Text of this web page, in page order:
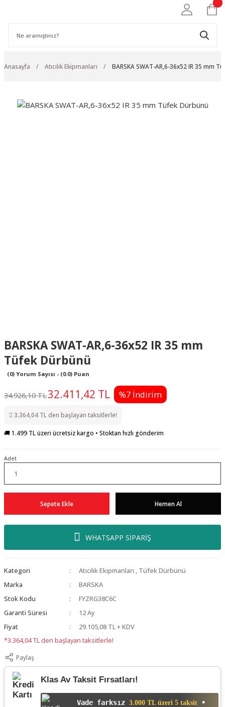
Anasayfa Atıcılık Ekipmanları BARSKA SWAT-AR,6-36x52 IR 35 mm
BARSKA SWAT-AR,6-36x52 IR 35 mm
Tüfek Dürbünü
(0) Yorum Sayısı - (0.0) Puan
34.926,10 TL32.411,42 TL %7 İndirim
3.364,04 TL den başlayan taksitlerle!
🚚 1.499 TL üzeri ücretsiz kargo • Stoktan hızlı gönderim
Adet
Sepete Ekle Hemen Al
WHATSAPP SİPARİŞ
Kategori Atıcılık Ekipmanları , Tüfek Dürbünü
Marka
BARSKA
Stok Kodu
FYZRG38C6C
Garanti Süresi
12 Ay
Fiyat
29.105,08 TL + KDV
*3.364,04 TL den başlayan taksitlerle!
Paylaş
Klas Av Taksit Fırsatları!
Vade farksız 3.000 TL üzeri 5 taksit •